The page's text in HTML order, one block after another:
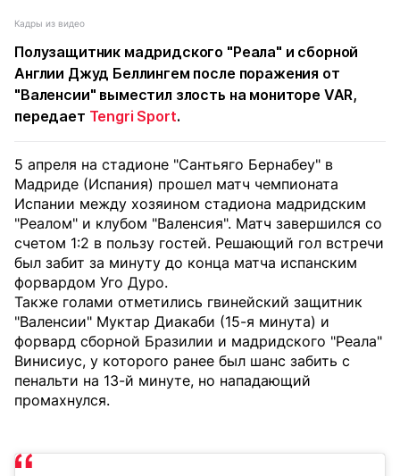
Кадры из видео
Полузащитник мадридского "Реала" и сборной
Англии Джуд Беллингем после поражения от
"Валенсии" выместил злость на мониторе VAR,
передает Tengri Sport.
5 апреля на стадионе "Сантьяго Бернабеу" в
Мадриде (Испания) прошел матч чемпионата
Испании между хозяином стадиона мадридским
"Реалом" и клубом "Валенсия". Матч завершился со
счетом 1:2 в пользу гостей. Решающий гол встречи
был забит за минуту до конца матча испанским
форвардом Уго Дуро.
Также голами отметились гвинейский защитник
"Валенсии" Муктар Диакаби (15-я минута) и
форвард сборной Бразилии и мадридского "Реала"
Винисиус, у которого ранее был шанс забить с
пенальти на 13-й минуте, но нападающий
промахнулся.